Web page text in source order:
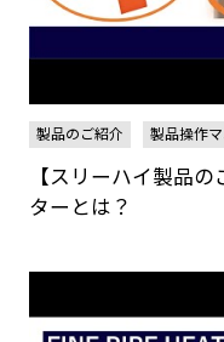
製品のご紹介 製品操作
【スリーハイ製品
ターとは？